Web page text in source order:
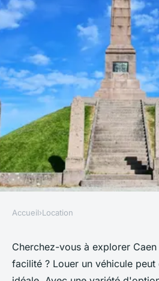
Location véhicule
options pour
Accueil›Location
Cherchez-vous à explorer
facilité ? Louer un véhicule